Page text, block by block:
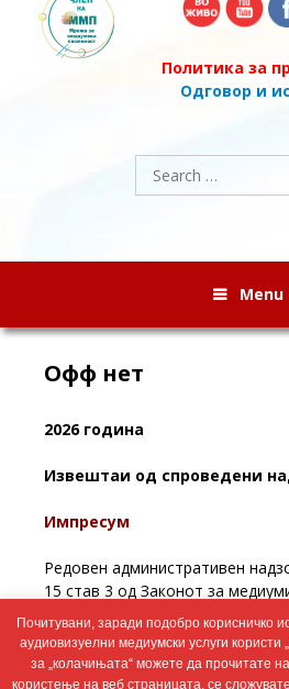
Политика за
Одговор и
Search
for:
Menu
Офф нет
2026 година
Извештаи од спроведени
Импресум
Редовен административен
15 став 3 од Законот за
Редовен административен
14 став 1 од Законот за
Почитувани, заради подобро корисничко
аудиовизуелни медиумски услуги користи
за „колачињата“ можете да прочитате на
користење на веб страницата, се